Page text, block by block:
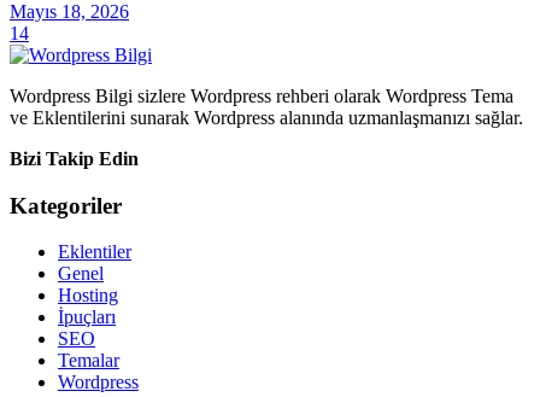
Mayıs 18, 2026
14
Wordpress Bilgi sizlere Wordpress rehberi olarak Wordpress Tema
ve Eklentilerini sunarak Wordpress alanında uzmanlaşmanızı sağlar.
Bizi Takip Edin
Kategoriler
Eklentiler
Genel
Hosting
İpuçları
SEO
Temalar
Wordpress